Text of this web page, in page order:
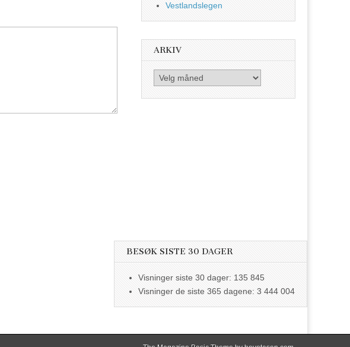
Vestlandslegen
ARKIV
Arkiv
BESØK SISTE 30 DAGER
Visninger siste 30 dager: 135 845
Visninger de siste 365 dagene: 3 444 004